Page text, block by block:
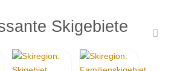
Skigebiete